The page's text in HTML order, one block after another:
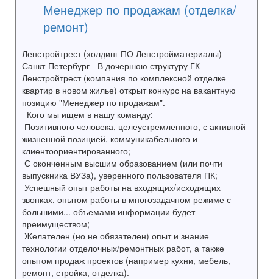
Менеджер по продажам (отделка/
ремонт)
Ленстройтрест (холдинг ПО Ленстройматериалы) -
Санкт-Петербург - В дочернюю структуру ГК
Ленстройтрест (компания по комплексной отделке
квартир в новом жилье) открыт конкурс на вакантную
позицию "Менеджер по продажам".
Кого мы ищем в нашу команду:
Позитивного человека, целеустремленного, с активной
жизненной позицией, коммуникабельного и
клиентоориентированного;
С оконченным высшим образованием (или почти
выпускника ВУЗа), уверенного пользователя ПК;
Успешный опыт работы на входящих/исходящих
звонках, опытом работы в многозадачном режиме с
большими... объемами информации будет
преимуществом;
Желателен (но не обязателен) опыт и знание
технологии отделочных/ремонтных работ, а также
опытом продаж проектов (например кухни, мебель,
ремонт, стройка, отделка).